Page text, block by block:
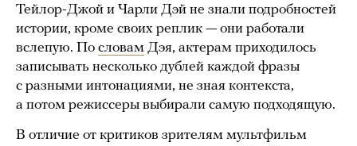
Тейлор-Джой и Чарли Дэй не знали подробностей
истории, кроме своих реплик — они работали
вслепую. По словам Дэя, актерам приходилось
записывать несколько дублей каждой фразы
с разными интонациями, не зная контекста,
а потом режиссеры выбирали самую подходящую.
В отличие от критиков зрителям мультфильм